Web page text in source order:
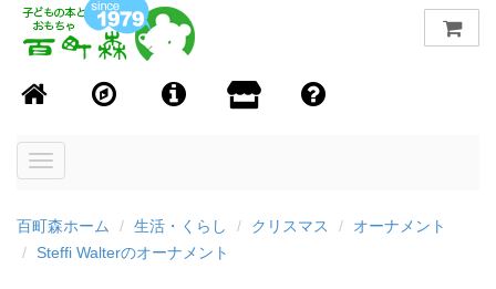
Toggle
百町森ホーム 生活・くらし クリスマス
オーナメント
Steffi Walterのオーナメント